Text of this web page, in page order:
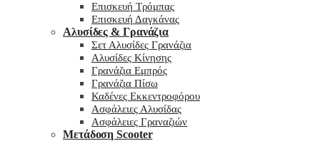
Επισκευή Τρόμπας
Επισκευή Δαγκάνας
Αλυσίδες & Γρανάζια
Σετ Αλυσίδες Γρανάζια
Αλυσίδες Κίνησης
Γρανάζια Εμπρός
Γρανάζια Πίσω
Καδένες Εκκεντροφόρου
Ασφάλειες Αλυσίδας
Ασφάλειες Γραναζιών
Μετάδοση Scooter